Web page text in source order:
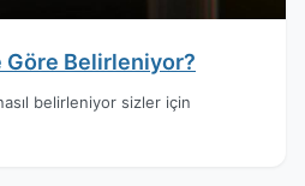
Göre Belirleniyor?
belirleniyor sizler için